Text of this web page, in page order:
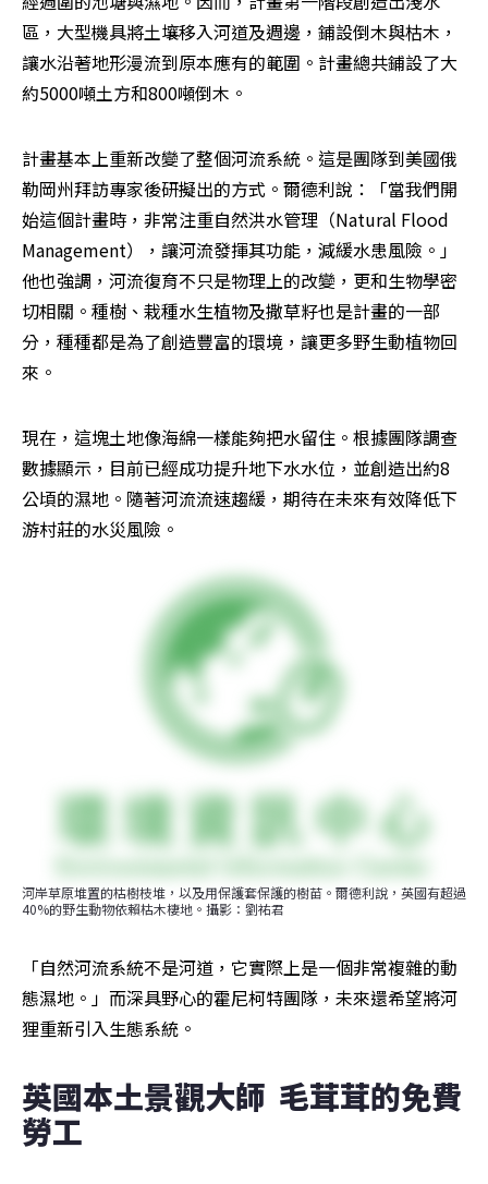
區，大型機具將土壤移入河道及週邊，鋪設倒木與枯木，
讓水沿著地形漫流到原本應有的範圍。計畫總共鋪設了大
約5000噸土方和800噸倒木。
計畫基本上重新改變了整個河流系統。這是團隊到美國俄
勒岡州拜訪專家後研擬出的方式。爾德利說：「當我們開
始這個計畫時，非常注重自然洪水管理（Natural Flood
Management），讓河流發揮其功能，減緩水患風險。」
他也強調，河流復育不只是物理上的改變，更和生物學密
切相關。種樹、栽種水生植物及撒草籽也是計畫的一部
分，種種都是為了創造豐富的環境，讓更多野生動植物回
來。
現在，這塊土地像海綿一樣能夠把水留住。根據團隊調查
數據顯示，目前已經成功提升地下水水位，並創造出約8
公頃的濕地。隨著河流流速趨緩，期待在未來有效降低下
游村莊的水災風險。
河岸草原堆置的枯樹枝堆，以及用保護套保護的樹苗。爾德利說，英國有超過
40%的野生動物依賴枯木棲地。攝影：劉祐君
「自然河流系統不是河道，它實際上是一個非常複雜的動
態濕地。」而深具野心的霍尼柯特團隊，未來還希望將河
狸重新引入生態系統。
英國本土景觀大師  毛茸茸的免費
勞工